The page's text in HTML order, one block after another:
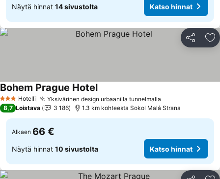
Näytä hinnat 14 sivustolta Katso hinnat
Jaa
3 Tähtiluokitus
Hotelli Yksivärinen design urbaanilla tunnelmalla
Bohem Prague Hotel
8,7 Loistava 3 186 1.3 km kohteesta Sokol Malá Strana
Alkaen 66 €
Näytä hinnat 10 sivustolta Katso hinnat